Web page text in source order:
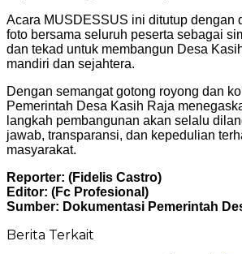
Acara MUSDESSUS ini ditutup dengan
foto bersama seluruh peserta sebagai
dan tekad untuk membangun Desa
mandiri dan sejahtera.
Dengan semangat gotong royong dan
Pemerintah Desa Kasih Raja
langkah pembangunan akan selalu
jawab, transparansi, dan kepedulian
masyarakat.
Reporter: (Fidelis Castro)
Editor: (Fc Profesional)
Sumber: Dokumentasi Pemerintah
Berita Terkait